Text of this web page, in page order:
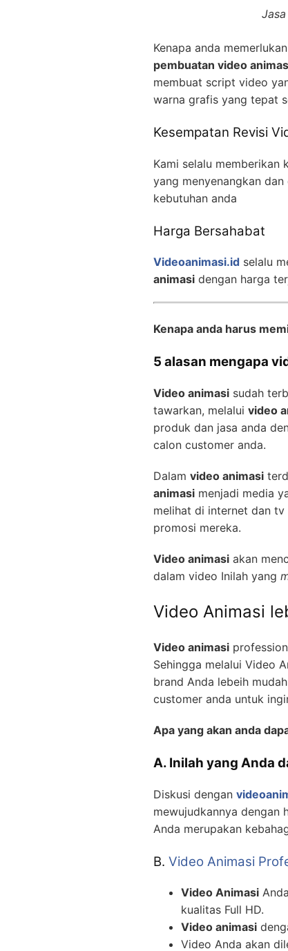
Kenapa anda
pembuatan video
membuat script video
warna grafis yang tepat
Kesempatan Revisi
Kami selalu memberikan
yang menyenangkan
kebutuhan anda
Harga Bersahabat
Videoanimasi.id selalu
animasi dengan harga
Kenapa anda harus
5 alasan mengapa
Video animasi sudah
tawarkan, melalui video
produk dan jasa anda
calon customer anda.
Dalam video animasi
animasi menjadi media
melihat di internet dan tv
promosi mereka.
Video animasi akan
dalam video Inilah yang
Video Animasi
Video animasi
Sehingga melalui Video
brand Anda lebeih
customer anda untuk
Apa yang akan anda
A. Inilah yang Anda
Diskusi dengan
mewujudkannya dengan
Anda merupakan
B. Video Animasi
Video Animasi
kualitas Full HD.
Video animasi
Video Anda akan